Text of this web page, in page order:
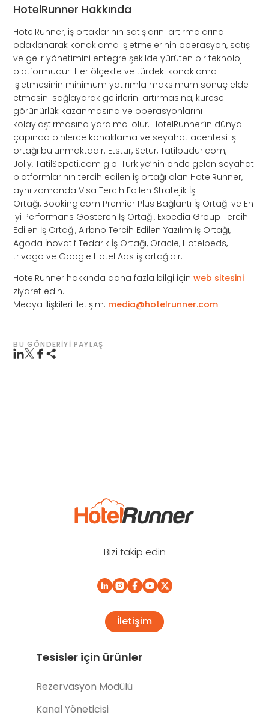
HotelRunner Hakkında
HotelRunner, iş ortaklarının satışlarını artırmalarına
odaklanarak konaklama işletmelerinin operasyon, satış
ve gelir yönetimini entegre şekilde yürüten bir teknoloji
platformudur. Her ölçekte ve türdeki konaklama
işletmesinin minimum yatırımla maksimum sonuç elde
etmesini sağlayarak gelirlerini artırmasına, küresel
görünürlük kazanmasına ve operasyonlarını
kolaylaştırmasına yardımcı olur. HotelRunner’ın dünya
çapında binlerce konaklama ve seyahat acentesi iş
ortağı bulunmaktadır. Etstur, Setur, Tatilbudur.com,
Jolly, TatilSepeti.com gibi Türkiye’nin önde gelen seyahat
platformlarının tercih edilen iş ortağı olan HotelRunner,
aynı zamanda Visa Tercih Edilen Stratejik İş
Ortağı, Booking.com Premier Plus Bağlantı İş Ortağı ve En
iyi Performans Gösteren İş Ortağı, Expedia Group Tercih
Edilen İş Ortağı, Airbnb Tercih Edilen Yazılım İş Ortağı,
Agoda İnovatif Tedarik İş Ortağı, Oracle, Hotelbeds,
trivago ve Google Hotel Ads iş ortağıdır.
HotelRunner hakkında daha fazla bilgi içinweb sitesini
ziyaret edin.
Medya İlişkileri İletişim: media@hotelrunner.com
BU GÖNDERIYI PAYLAŞ
Bizi takip edin
İletişim
Tesisler için ürünler
Rezervasyon Modülü
Kanal Yöneticisi